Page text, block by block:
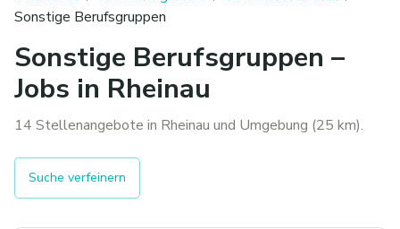
Sonstige Berufsgruppen
Sonstige Berufsgruppen –
Jobs in Rheinau
14 Stellenangebote in Rheinau und Umgebung (25 km).
Suche verfeinern